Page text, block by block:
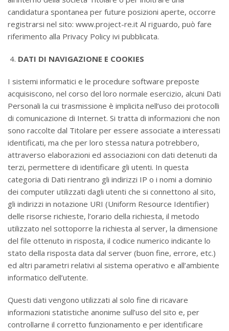
candidatura spontanea per future posizioni aperte, occorre
registrarsi nel sito: www.project-re.it Al riguardo, può fare
riferimento alla Privacy Policy ivi pubblicata.
DATI DI NAVIGAZIONE E COOKIES
I sistemi informatici e le procedure software preposte
acquisiscono, nel corso del loro normale esercizio, alcuni Dati
Personali la cui trasmissione è implicita nell’uso dei protocolli
di comunicazione di Internet. Si tratta di informazioni che non
sono raccolte dal Titolare per essere associate a interessati
identificati, ma che per loro stessa natura potrebbero,
attraverso elaborazioni ed associazioni con dati detenuti da
terzi, permettere di identificare gli utenti. In questa
categoria di Dati rientrano gli indirizzi IP o i nomi a dominio
dei computer utilizzati dagli utenti che si connettono al sito,
gli indirizzi in notazione URI (Uniform Resource Identifier)
delle risorse richieste, l’orario della richiesta, il metodo
utilizzato nel sottoporre la richiesta al server, la dimensione
del file ottenuto in risposta, il codice numerico indicante lo
stato della risposta data dal server (buon fine, errore, etc.)
ed altri parametri relativi al sistema operativo e all’ambiente
informatico dell’utente.
Questi dati vengono utilizzati al solo fine di ricavare
informazioni statistiche anonime sull’uso del sito e, per
controllarne il corretto funzionamento e per identificare